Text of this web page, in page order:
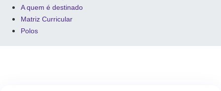
A quem é destinado
Matriz Curricular
Polos